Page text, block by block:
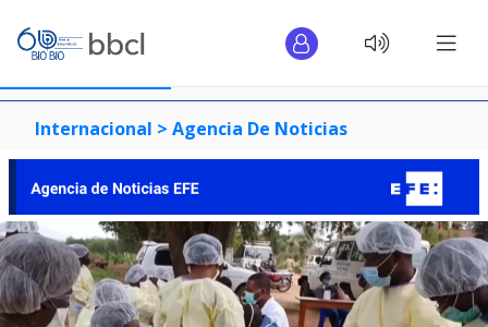
Internacional > Agencia De Noticias